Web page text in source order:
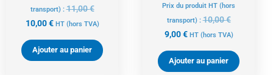
transport) :11,00€
10,00€ HT (hors TVA)
Ajouter au panier
Prix du produit HT (hors
transport) :10,00€
9,00€ HT (hors TVA)
Ajouter au panier